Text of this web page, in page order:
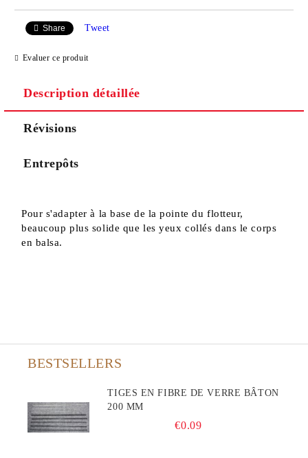
Share Tweet
Evaluer ce produit
Description détaillée
Révisions
Entrepôts
Pour s'adapter à la base de la pointe du flotteur,
beaucoup plus solide que les yeux collés dans le corps
en balsa.
BESTSELLERS
TIGES EN FIBRE DE VERRE BÂTON
200 MM
€0.09